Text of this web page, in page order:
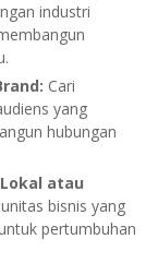
industri
Cari
yang
hubungan
atau
bisnis yang
pertumbuhan